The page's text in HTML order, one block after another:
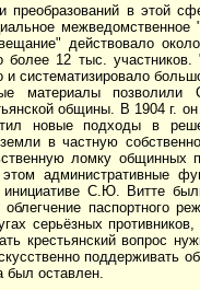
в этой
действовало
более 12 тыс.
систематизировало
материалы позволили
общины. В 1904 г.
новые подходы в
в частную
ломку общинных
административные
С.Ю. Витте
паспортного
серьёзных
крестьянский вопрос
был оставлен.